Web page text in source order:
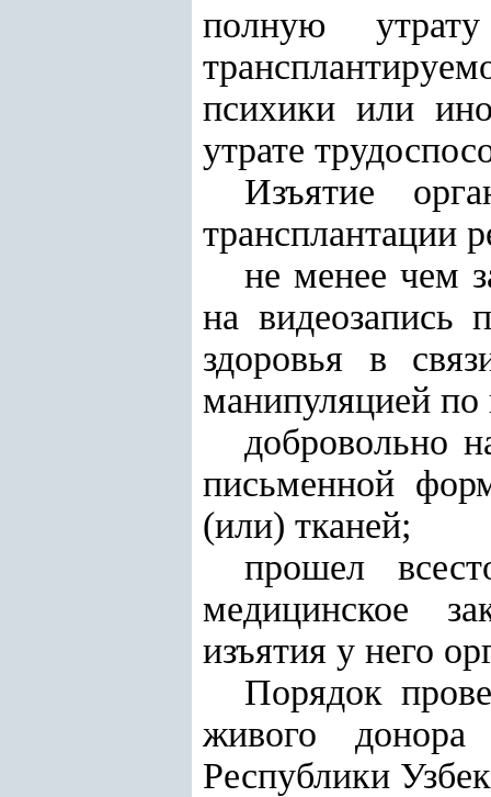
полную
психики или
утрате
Изъятие
трансплантации
не менее чем
на видеозапись
здоровья в
манипуляцией по
добровольно
письменной
(или) тканей;
прошел
медицинское
изъятия у него
Порядок
живого донора
Республики